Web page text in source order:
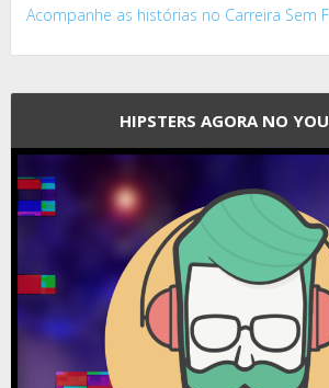
Acompanhe as histórias no Carreira Sem
HIPSTERS AGORA NO